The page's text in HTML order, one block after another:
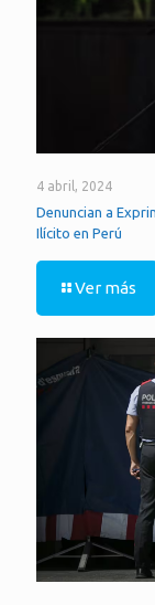
4 abril, 2024
Denuncian a
Ilícito en Perú
Ver más